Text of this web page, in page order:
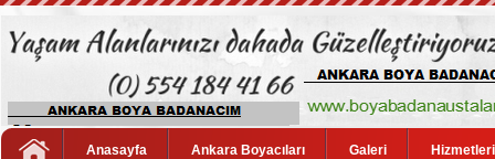
Anasayfa Ankara Boyacıları Galeri